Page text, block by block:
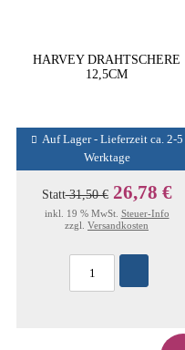
HARVEY DRAHTSCHERE
12,5CM
Auf Lager - Lieferzeit ca. 2-5
Werktage
Statt31,50 € 26,78 €
inkl. 19 % MwSt. Steuer-Info
zzgl. Versandkosten